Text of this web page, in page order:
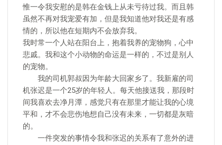
惟一令我安慰的是韩在金钱上从未亏待过我。而且韩
虽然不再对我宠爱有加，但是我知道他对我还是有感
情的，所以他在短期内不会放弃我。
我时常一个人站在阳台上，抱着我养的宠物狗，心中
悲戚。我和这个小动物的命运是一样的，不过是别人
的宠物。
我的司机郭叔因为年龄大回家乡了。我新雇的司
机张迟是一个25岁的年轻人。每天他接送我，那段时
间我喜欢去净月潭，感觉只有在那里才能让我的心境
平和，才不会悲伤地想自己没有未来，一切都是灰暗
的。
一件突发的事情令我和张迟的关系有了意外的进